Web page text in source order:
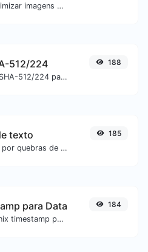
Comprimir e otimizar imagens para um tamanho menor, mas mantendo alta qualidade.
512/224
Gere um hash SHA-512/224 para qualquer entrada de texto.
188
texto
Separe o texto por quebras de linha, vírgulas, pontos...etc.
185
para Data
Converta um unix timestamp para UTC e sua data local.
184